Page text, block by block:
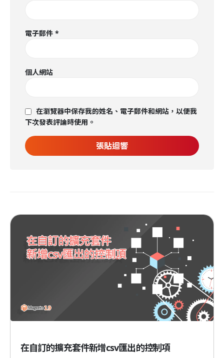
電子郵件 *
個人網站
在瀏覽器中保存我的姓名、電子郵件和網站，以便我
下次發表評論時使用。
在自訂的擴充套件新增csv匯出的控制項